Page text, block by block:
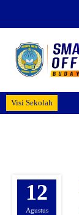
Visi Sekolah
12
Agustus